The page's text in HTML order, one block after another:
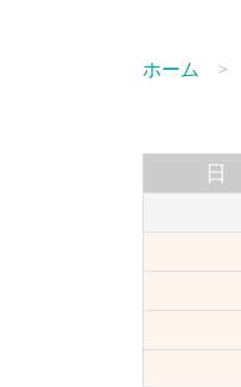
ホーム
日